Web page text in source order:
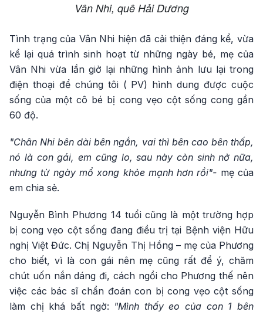
Vân Nhi, quê Hải Dương
Tình trạng của Vân Nhi hiện đã cải thiện đáng kể, vừa
kể lại quá trình sinh hoạt từ những ngày bé, mẹ của
Vân Nhi vừa lần giở lại những hình ảnh lưu lại trong
điện thoại để chúng tôi ( PV) hình dung được cuộc
sống của một cô bé bị cong vẹo cột sống cong gần
60 độ.
"Chân Nhi bên dài bên ngắn, vai thì bên cao bên thấp,
nó là con gái, em cũng lo, sau này còn sinh nở nữa,
nhưng từ ngày mổ xong khỏe mạnh hơn rồi"- mẹ của
em chia sẻ.
Nguyễn Bình Phương 14 tuổi cũng là một trường hợp
bị cong vẹo cột sống đang điều trị tại Bệnh viện Hữu
nghị Việt Đức. Chị Nguyễn Thị Hồng – mẹ của Phương
cho biết, vì là con gái nên mẹ cũng rất để ý, chăm
chút uốn nắn dáng đi, cách ngồi cho Phương thế nên
việc các bác sĩ chẩn đoán con bị cong vẹo cột sống
làm chị khá bất ngờ: "Mình thấy eo của con 1 bên